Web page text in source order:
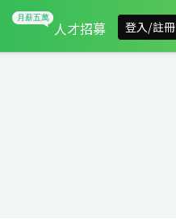
人才招募 登入/註冊